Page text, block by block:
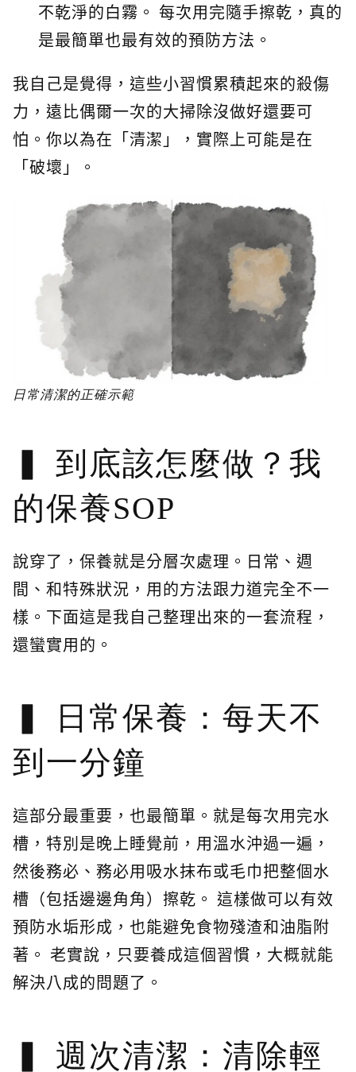
不乾淨的白霧。 每次用完隨手擦乾，真的
是最簡單也最有效的預防方法。
我自己是覺得，這些小習慣累積起來的殺傷
力，遠比偶爾一次的大掃除沒做好還要可
怕。你以為在「清潔」，實際上可能是在
「破壞」。
日常清潔的正確示範
到底該怎麼做？我
的保養SOP
說穿了，保養就是分層次處理。日常、週
間、和特殊狀況，用的方法跟力道完全不一
樣。下面這是我自己整理出來的一套流程，
還蠻實用的。
日常保養：每天不
到一分鐘
這部分最重要，也最簡單。就是每次用完水
槽，特別是晚上睡覺前，用溫水沖過一遍，
然後務必、務必用吸水抹布或毛巾把整個水
槽（包括邊邊角角）擦乾。 這樣做可以有效
預防水垢形成，也能避免食物殘渣和油脂附
著。 老實說，只要養成這個習慣，大概就能
解決八成的問題了。
週次清潔：清除輕